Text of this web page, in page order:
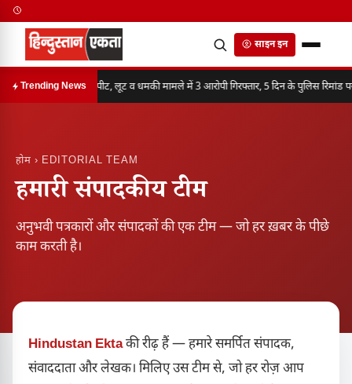
साइन इन
Trending Newsमारपीट, लूट व धमकी मामले में 3 आरोपी गिरफ्तार, 5 दिन के पुलिस रिमांड
होम › EDITORIAL TEAM
हमारी संपादकीय टीम
अनुभवी पत्रकारों और संपादकों की एक टीम — जो हर ख़बर के पीछे
काम करती है।
Hindustan Ektaकी रीढ़ हैं — हमारे समर्पित संपादक,
संवाददाता और लेखक। मिलिए उस टीम से, जो हर रोज़ आप